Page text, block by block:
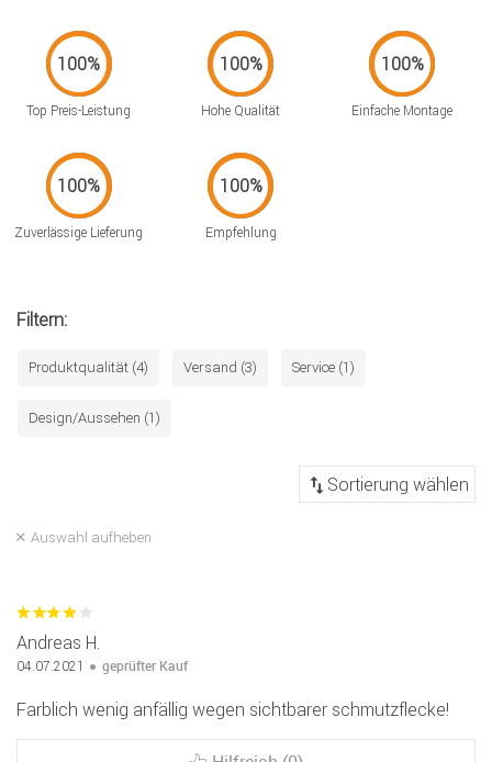
Top Preis-Leistung Hohe Qualität Einfache Montage
Zuverlässige Lieferung Empfehlung
Filtern:
Produktqualität (4) Versand (3) Service (1)
Design/Aussehen (1)
Auswahl aufheben
Andreas H.
04.07.2021 geprüfter Kauf
Farblich wenig anfällig wegen sichtbarer schmutzflecke!